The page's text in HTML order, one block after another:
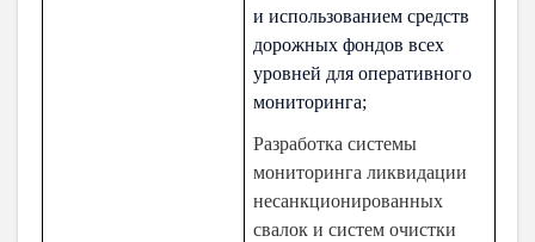
и использованием средств
дорожных фондов всех
уровней для оперативного
мониторинга;
Разработка системы
мониторинга ликвидации
несанкционированных
свалок и систем очистки